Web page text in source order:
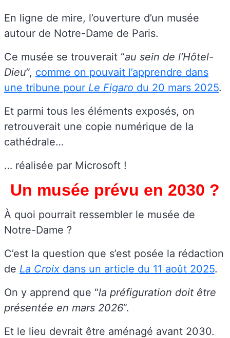
En ligne de mire, l’ouverture d’un musée
autour de Notre-Dame de Paris.
Ce musée se trouverait “au sein de l’Hôtel-
Dieu”, comme on pouvait l’apprendre dans
une tribune pour Le Figaro du 20 mars 2025.
Et parmi tous les éléments exposés, on
retrouverait une copie numérique de la
cathédrale…
… réalisée par Microsoft !
Un musée prévu en 2030 ?
À quoi pourrait ressembler le musée de
Notre-Dame ?
C’est la question que s’est posée la rédaction
de La Croix dans un article du 11 août 2025.
On y apprend que “la préfiguration doit être
présentée en mars 2026”.
Et le lieu devrait être aménagé avant 2030.